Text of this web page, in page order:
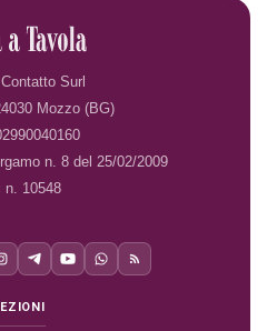
Surl
Mozzo (BG)
n. 8 del 25/02/2009
n. 10548